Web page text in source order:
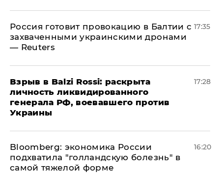
​Россия готовит провокацию в Балтии с
захваченными украинскими дронами
— Reuters
17:35
​Взрыв в Balzi Rossi: раскрыта
личность ликвидированного
генерала РФ, воевавшего против
Украины
17:28
Bloomberg: экономика России
подхватила "голландскую болезнь" в
самой тяжелой форме
16:20